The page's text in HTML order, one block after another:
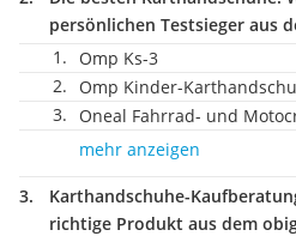
persönlichen Testsieger aus
Omp Ks-3
Omp Kinder-
Oneal Fahrrad- und
mehr anzeigen
Karthandschuhe-
richtige Produkt aus dem